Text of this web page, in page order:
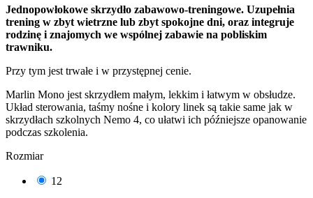
Jednopowłokowe skrzydło zabawowo-treningowe. Uzupełnia
trening w zbyt wietrzne lub zbyt spokojne dni, oraz integruje
rodzinę i znajomych we wspólnej zabawie na pobliskim
trawniku.
Przy tym jest trwałe i w przystępnej cenie.
Marlin Mono jest skrzydłem małym, lekkim i łatwym w obsłudze.
Układ sterowania, taśmy nośne i kolory linek są takie same jak w
skrzydłach szkolnych Nemo 4, co ułatwi ich późniejsze opanowanie
podczas szkolenia.
Rozmiar
12